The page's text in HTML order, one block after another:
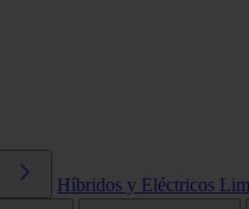
Híbridos y Eléctricos